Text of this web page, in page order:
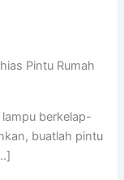
Pintu Rumah
berkelap-
buatlah pintu